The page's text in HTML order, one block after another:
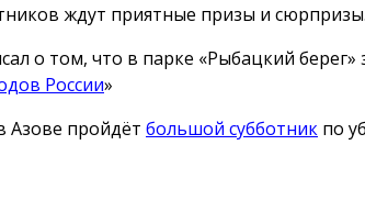
ждут приятные призы и
о том, что в парке «Рыбацкий берег»
России»
Азове пройдёт большой субботник по